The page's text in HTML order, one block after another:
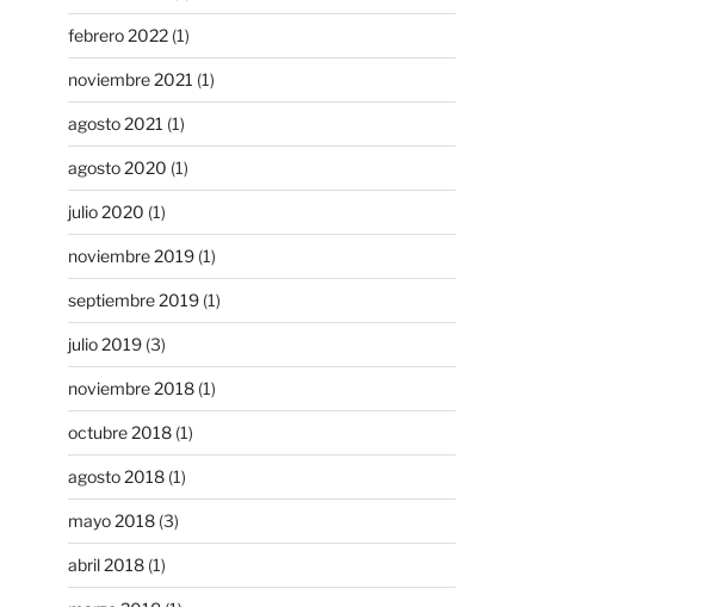
febrero 2022(1)
noviembre 2021 (1)
agosto 2021 (1)
agosto 2020 (1)
julio 2020 (1)
noviembre 2019(1)
septiembre 2019(1)
julio 2019(3)
noviembre 2018(1)
octubre 2018(1)
agosto 2018(1)
mayo 2018(3)
abril 2018(1)